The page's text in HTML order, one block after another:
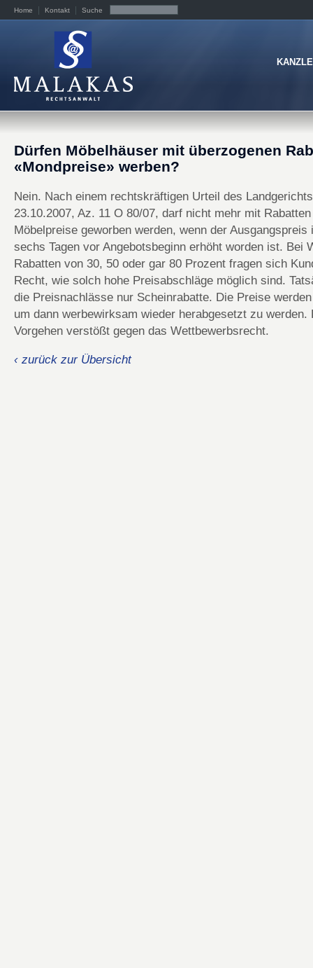
Home Kontakt Suche
Dürfen Möbelhäuser mit überzogenen
«Mondpreise» werben?
Nein. Nach einem rechtskräftigen Urteil des
23.10.2007, Az. 11 O 80/07, darf nicht mehr mit
Möbelpreise geworben werden, wenn der Ausgangspreis
sechs Tagen vor Angebotsbeginn erhöht worden ist. Bei
Rabatten von 30, 50 oder gar 80 Prozent fragen sich
Recht, wie solch hohe Preisabschläge möglich sind.
die Preisnachlässe nur Scheinrabatte. Die Preise
um dann werbewirksam wieder herabgesetzt zu werden.
Vorgehen verstößt gegen das Wettbewerbsrecht.
‹ zurück zur Übersicht